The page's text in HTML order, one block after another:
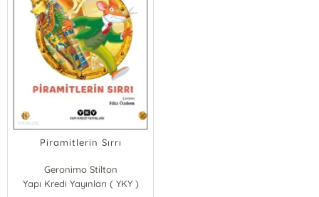
Piramitlerin Sırrı
Geronimo Stilton
Yapı Kredi Yayınları ( YKY )